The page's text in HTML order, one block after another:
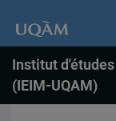
Institut
(IEIM-UQAM)